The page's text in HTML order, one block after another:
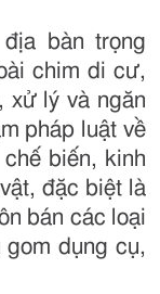
bàn trọng
chim di cư,
xử lý và ngăn
pháp luật về
biến, kinh
đặc biệt là
bán các loại
dụng cụ,